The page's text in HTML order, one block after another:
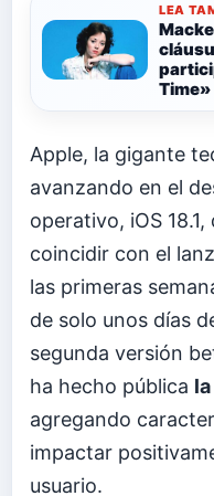
LEA
Time»
Apple, la gigante
avanzando en el
operativo, iOS
coincidir con el
las primeras
de solo unos días
segunda versión
ha hecho pública
agregando
impactar
usuario.